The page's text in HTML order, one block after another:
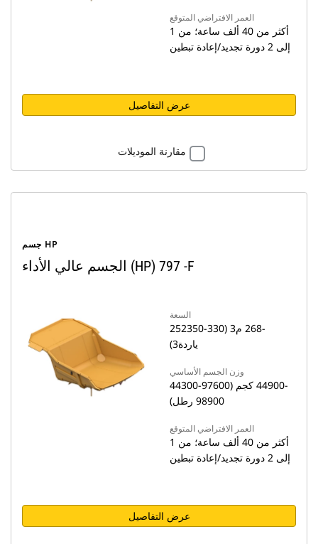
العمر الافتراضي المتوقع
أكثر من 40 ألف ساعة؛ من 1
إلى 2 دورة تجديد/إعادة تبطين
عرض التفاصيل
مقارنة الموديلات
جسم HP
الجسم عالي الأداء (HP) ‏- 797F
السعة
252‏-268 م3 (330-350
ياردة3)
وزن الجسم الأساسي
44300‏-44900 كجم (97600-
98900 رطل)
العمر الافتراضي المتوقع
أكثر من 40 ألف ساعة؛ من 1
إلى 2 دورة تجديد/إعادة تبطين
عرض التفاصيل